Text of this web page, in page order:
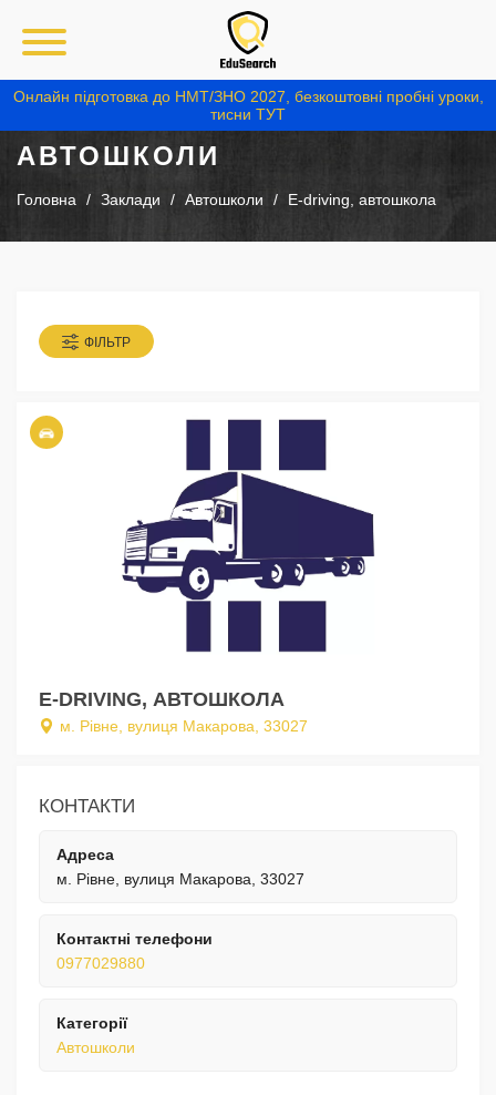
Онлайн підготовка до НМТ/ЗНО 2027, безкоштовні пробні уроки,
тисни ТУТ
АВТОШКОЛИ
Головна Заклади Автошколи E-driving, автошкола
ФІЛЬТР
E-DRIVING, АВТОШКОЛА
м. Рівне, вулиця Макарова, 33027
КОНТАКТИ
Адреса
м. Рівне, вулиця Макарова, 33027
Контактні телефони
0977029880
Категорії
Автошколи